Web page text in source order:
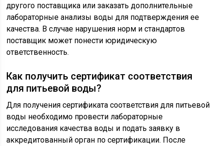
другого поставщика или заказать дополнительные
лабораторные анализы воды для подтверждения ее
качества. В случае нарушения норм и стандартов
поставщик может понести юридическую
ответственность.
Как получить сертификат соответствия
для питьевой воды?
Для получения сертификата соответствия для питьевой
воды необходимо провести лабораторные
исследования качества воды и подать заявку в
аккредитованный орган по сертификации. После